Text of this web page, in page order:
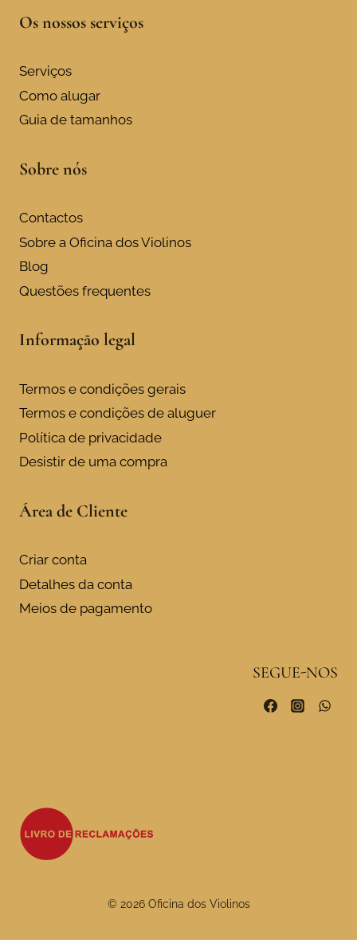
multiple
The
be
on
product
page
Os nossos serviços
Serviços
Como alugar
Guia de tamanhos
Sobre nós
Contactos
Sobre a Oficina dos Violinos
Blog
Questões frequentes
Informação legal
Termos e condições gerais
Termos e condições de aluguer
Política de privacidade
Desistir de uma compra
Área de Cliente
Criar conta
Detalhes da conta
Meios de pagamento
SEGUE-NOS
© 2026 Oficina dos Violinos